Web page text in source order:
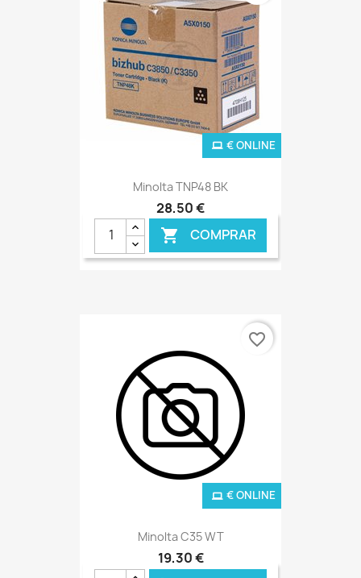
Minolta TNP48 BK
28,50 €
 COMPRAR
€ ONLINE
Minolta C35 WT
19,30 €
€ ONLINE
favorite_border